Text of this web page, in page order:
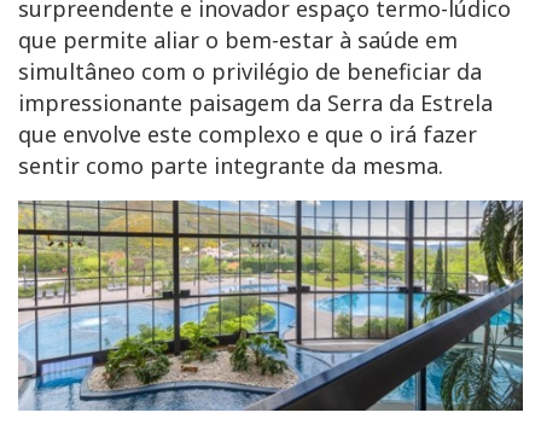
surpreendente e inovador espaço termo-lúdico
que permite aliar o bem-estar à saúde em
simultâneo com o privilégio de beneficiar da
impressionante paisagem da Serra da Estrela
que envolve este complexo e que o irá fazer
sentir como parte integrante da mesma.